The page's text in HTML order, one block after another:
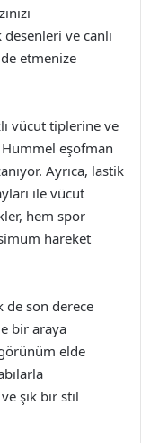
ve canlı
etmenize
vücut tiplerine ve
eşofman
Ayrıca, lastik
ile vücut
hem spor
hareket
de son derece
bir araya
elde
şık bir stil